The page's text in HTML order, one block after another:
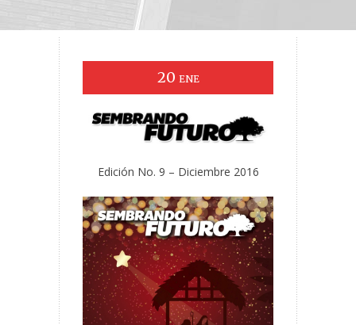
20 ENE
Edición No. 9 – Diciembre 2016